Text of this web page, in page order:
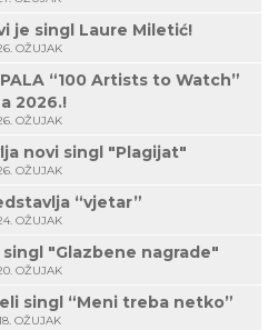
je singl Laure Miletić!
OŽUJAK
“100 Artists to Watch”
2026.!
OŽUJAK
novi singl "Plagijat"
OŽUJAK
“vjetar”
OŽUJAK
"Glazbene nagrade"
OŽUJAK
singl “Meni treba netko”
OŽUJAK